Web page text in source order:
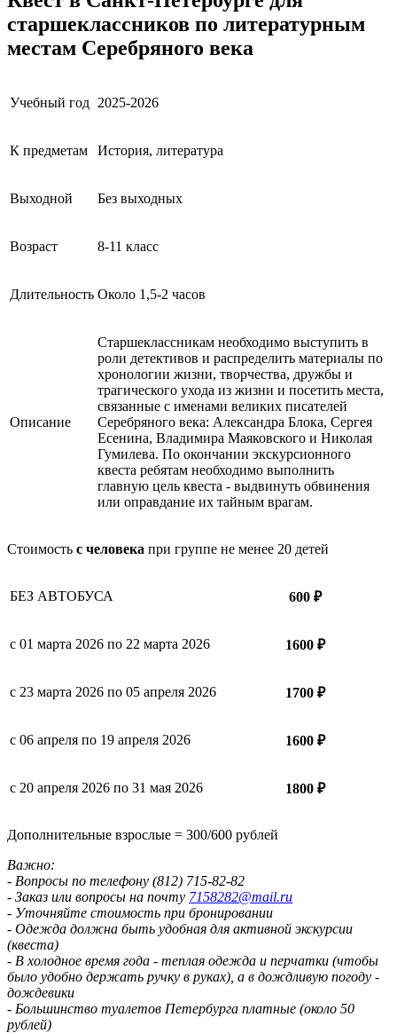
старшеклассников по литературным
местам Серебряного века
Учебный год 2025-2026
К предметам История, литература
Выходной Без выходных
Возраст 8-11 класс
Длительность Около 1,5-2 часов
Описание
Старшеклассникам необходимо выступить в
роли детективов и распределить материалы по
хронологии жизни, творчества, дружбы и
трагического ухода из жизни и посетить места,
связанные с именами великих писателей
Серебряного века: Александра Блока, Сергея
Есенина, Владимира Маяковского и Николая
Гумилева. По окончании экскурсионного
квеста ребятам необходимо выполнить
главную цель квеста - выдвинуть обвинения
или оправдание их тайным врагам.
Стоимость с человека при группе не менее 20 детей
БЕЗ АВТОБУСА 600 ₽
c 01 марта 2026 по 22 марта 2026 1600 ₽
с 23 марта 2026 по 05 апреля 2026 1700 ₽
с 06 апреля по 19 апреля 2026 1600 ₽
с 20 апреля 2026 по 31 мая 2026 1800 ₽
Дополнительные взрослые = 300/600 рублей
Важно:
- Вопросы по телефону (812) 715-82-82
- Заказ или вопросы на почту 7158282@mail.ru
- Уточняйте стоимость при бронировании
- Одежда должна быть удобная для активной экскурсии
(квеста)
- В холодное время года - теплая одежда и перчатки (чтобы
было удобно держать ручку в руках), а в дождливую погоду -
дождевики
- Большинство туалетов Петербурга платные (около 50
рублей)